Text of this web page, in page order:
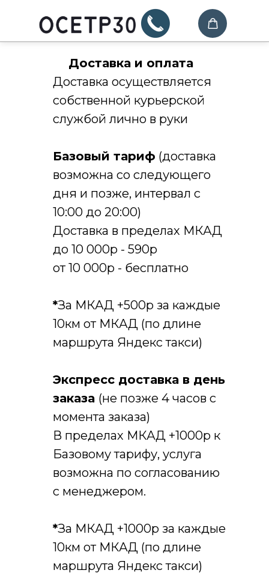
Доставка осуществляется
собственной курьерской
службой лично в руки
Базовый тариф (доставка
возможна со следующего
дня и позже, интервал с
10:00 до 20:00)
Доставка в пределах МКАД
до 10 000р - 590р
от 10 000р - бесплатно
*За МКАД +500р за каждые
10км от МКАД (по длине
маршрута Яндекс такси)
Экспресс доставка в день
заказа (не позже 4 часов с
момента заказа)
В пределах МКАД +1000р к
Базовому тарифу, услуга
возможна по согласованию
с менеджером.
*За МКАД +1000р за каждые
10км от МКАД (по длине
маршрута Яндекс такси)
Доставка и оплата